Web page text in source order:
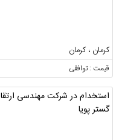
کرمان ، کرمان
قیمت : توافقی
استخدام در شرکت مهندسی ارتقا
گستر پویا